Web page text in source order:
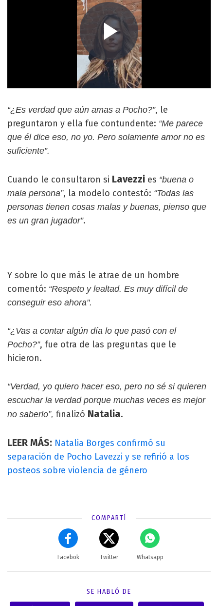
“¿Es verdad que aún amas a Pocho?”, le
preguntaron y ella fue contundente: “Me parece
que él dice eso, no yo. Pero solamente amor no es
suficiente”.
Cuando le consultaron si Lavezzi es “buena o
mala persona”, la modelo contestó: “Todas las
personas tienen cosas malas y buenas, pienso que
es un gran jugador”.
Y sobre lo que más le atrae de un hombre
comentó: “Respeto y lealtad. Es muy difícil de
conseguir eso ahora".
“¿Vas a contar algún día lo que pasó con el
Pocho?”, fue otra de las preguntas que le
hicieron.
“Verdad, yo quiero hacer eso, pero no sé si quieren
escuchar la verdad porque muchas veces es mejor
no saberlo”, finalizó Natalia.
LEER MÁS: Natalia Borges confirmó su
separación de Pocho Lavezzi y se refirió a los
posteos sobre violencia de género
COMPARTÍ
Facebok Twitter Whatsapp
SE HABLÓ DE